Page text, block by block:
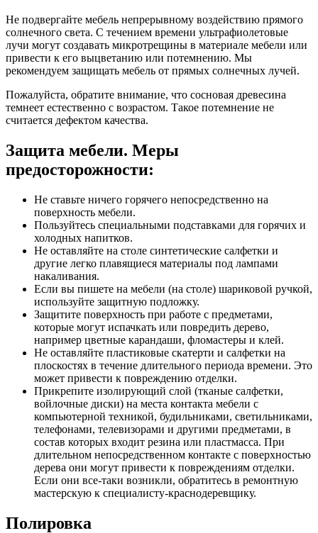
Не подвергайте мебель непрерывному воздействию прямого
солнечного света. С течением времени ультрафиолетовые
лучи могут создавать микротрещины в материале мебели или
привести к его выцветанию или потемнению. Мы
рекомендуем защищать мебель от прямых солнечных лучей.
Пожалуйста, обратите внимание, что сосновая древесина
темнеет естественно с возрастом. Такое потемнение не
считается дефектом качества.
Защита мебели. Меры
предосторожности:
Не ставьте ничего горячего непосредственно на
поверхность мебели.
Пользуйтесь специальными подставками для горячих и
холодных напитков.
Не оставляйте на столе синтетические салфетки и
другие легко плавящиеся материалы под лампами
накаливания.
Если вы пишете на мебели (на столе) шариковой ручкой,
используйте защитную подложку.
Защитите поверхность при работе с предметами,
которые могут испачкать или повредить дерево,
например цветные карандаши, фломастеры и клей.
Не оставляйте пластиковые скатерти и салфетки на
плоскостях в течение длительного периода времени. Это
может привести к повреждению отделки.
Прикрепите изолирующий слой (тканые салфетки,
войлочные диски) на места контакта мебели с
компьютерной техникой, будильниками, светильниками,
телефонами, телевизорами и другими предметами, в
состав которых входит резина или пластмасса. При
длительном непосредственном контакте с поверхностью
дерева они могут привести к повреждениям отделки.
Если они все-таки возникли, обратитесь в ремонтную
мастерскую к специалисту-краснодеревщику.
Полировка